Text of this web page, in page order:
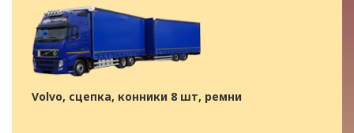
Volvo, сцепка, конники 8 шт, ремни